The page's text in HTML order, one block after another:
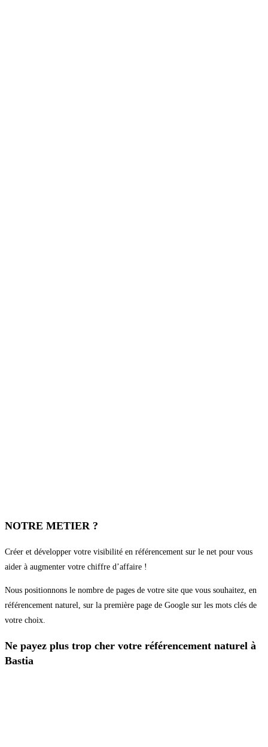
NOTRE METIER ?
Créer et développer votre visibilité en référencement sur le net pour vous
aider à augmenter votre chiffre d’affaire !
Nous positionnons le nombre de pages de votre site que vous souhaitez, en
référencement naturel, sur la première page de Google sur les mots clés de
votre choix.
Ne payez plus trop cher votre référencement naturel à
Bastia